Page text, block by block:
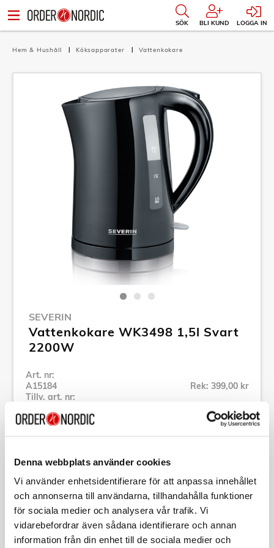
Denna webbplats använder cookies
Vi använder enhetsidentifierare för att anpassa innehållet
och annonserna till användarna, tillhandahålla funktioner
för sociala medier och analysera vår trafik. Vi
vidarebefordrar även sådana identifierare och annan
information från din enhet till de sociala medier och
SÖK BLI KUND LOGGA IN
Hem & Hushåll Köksapparater Vattenkokare
SEVERIN
Vattenkokare WK3498 1,5l Svart
2200W
Art. nr:
A15184
Tillv. art. nr:
Rek: 399,00 kr
Se alla produkter inom Severin
Beskrivning
Art. nr:A15184